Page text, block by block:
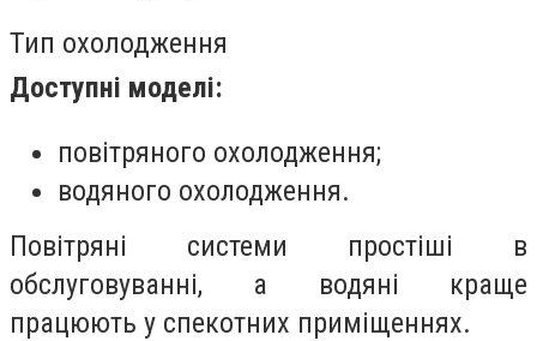
Тип охолодження
Доступні моделі:
повітряного охолодження;
водяного охолодження.
Повітряні системи простіші в
обслуговуванні, а водяні краще
працюють у спекотних приміщеннях.